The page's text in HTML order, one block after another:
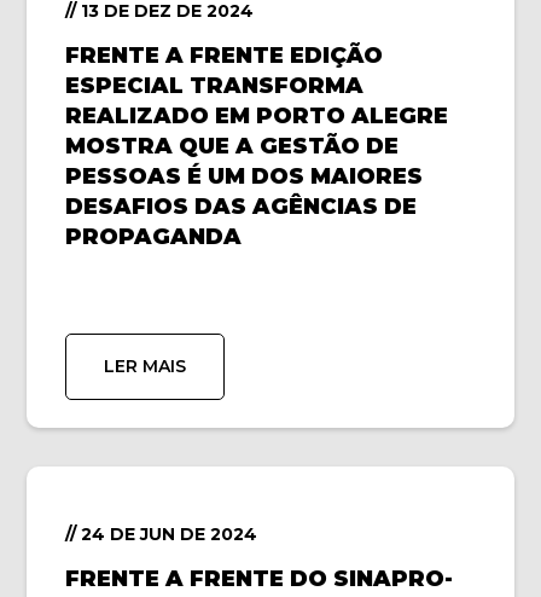
// 13 DE DEZ DE 2024
FRENTE A FRENTE EDIÇÃO
ESPECIAL TRANSFORMA
REALIZADO EM PORTO ALEGRE
MOSTRA QUE A GESTÃO DE
PESSOAS É UM DOS MAIORES
DESAFIOS DAS AGÊNCIAS DE
PROPAGANDA
LER MAIS
// 24 DE JUN DE 2024
FRENTE A FRENTE DO SINAPRO-